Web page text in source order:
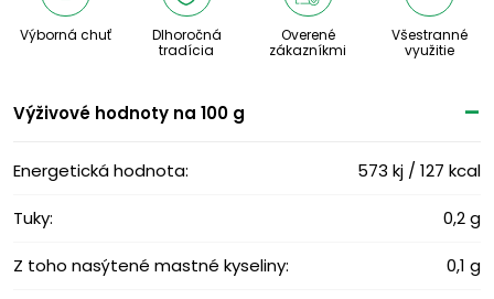
Výborná chuť
Dlhoročná
tradícia
Overené
zákazníkmi
Všestranné
využitie
Výživové ​​hodnoty na 100 g
Energetická hodnota: 573 kj / 127 kcal
Tuky: 0,2 g
Z toho nasýtené mastné kyseliny: 0,1 g